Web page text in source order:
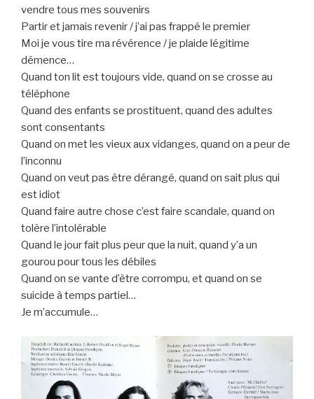
vendre tous mes souvenirs
Partir et jamais revenir / j’ai pas frappé le premier
Moi je vous tire ma révérence / je plaide légitime
démence…
Quand ton lit est toujours vide, quand on se crosse au
téléphone
Quand des enfants se prostituent, quand des adultes
sont consentants
Quand on met les vieux aux vidanges, quand on a peur de
l’inconnu
Quand on veut pas être dérangé, quand on sait plus qui
est idiot
Quand faire autre chose c’est faire scandale, quand on
tolère l’intolérable
Quand le jour fait plus peur que la nuit, quand y’a un
gourou pour tous les débiles
Quand on se vante d’être corrompu, et quand on se
suicide à temps partiel…
Je m’accumule…